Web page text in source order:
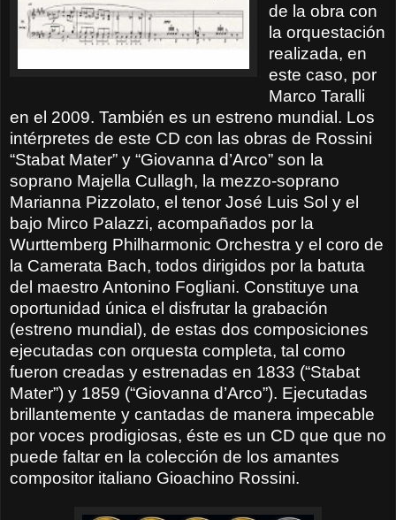
de la obra con
la orquestación
realizada, en
este caso, por
Marco Taralli
en el 2009. También es un estreno mundial. Los
intérpretes de este CD con las obras de Rossini
“Stabat Mater” y “Giovanna d’Arco” son la
soprano Majella Cullagh, la mezzo-soprano
Marianna Pizzolato, el tenor José Luis Sol y el
bajo Mirco Palazzi, acompañados por la
Wurttemberg Philharmonic Orchestra y el coro de
la Camerata Bach, todos dirigidos por la batuta
del maestro Antonino Fogliani. Constituye una
oportunidad única el disfrutar la grabación
(estreno mundial), de estas dos composiciones
ejecutadas con orquesta completa, tal como
fueron creadas y estrenadas en 1833 (“Stabat
Mater”) y 1859 (“Giovanna d’Arco”). Ejecutadas
brillantemente y cantadas de manera impecable
por voces prodigiosas, éste es un CD que que no
puede faltar en la colección de los amantes
compositor italiano Gioachino Rossini.